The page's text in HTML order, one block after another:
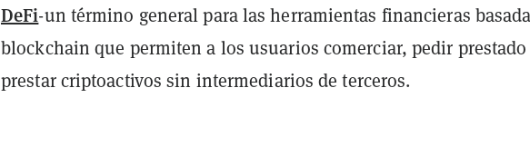
DeFi-un término general para las herramientas financieras
blockchain que permiten a los usuarios comerciar, pedir
prestar criptoactivos sin intermediarios de terceros.